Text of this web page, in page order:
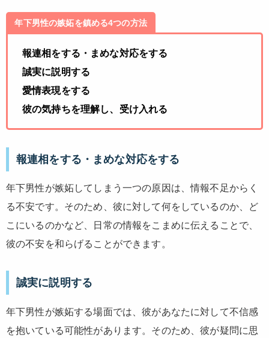
年下男性の嫉妬を鎮める4つの方法
報連相をする・まめな対応をする
誠実に説明する
愛情表現をする
彼の気持ちを理解し、受け入れる
報連相をする・まめな対応をする
年下男性が嫉妬してしまう一つの原因は、情報不足からく
る不安です。そのため、彼に対して何をしているのか、ど
こにいるのかなど、日常の情報をこまめに伝えることで、
彼の不安を和らげることができます。
誠実に説明する
年下男性が嫉妬する場面では、彼があなたに対して不信感
を抱いている可能性があります。そのため、彼が疑問に思